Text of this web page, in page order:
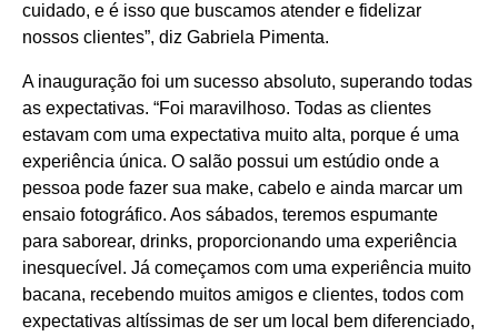
cuidado, e é isso que buscamos atender e fidelizar
nossos clientes”, diz Gabriela Pimenta.
A inauguração foi um sucesso absoluto, superando todas
as expectativas. “Foi maravilhoso. Todas as clientes
estavam com uma expectativa muito alta, porque é uma
experiência única. O salão possui um estúdio onde a
pessoa pode fazer sua make, cabelo e ainda marcar um
ensaio fotográfico. Aos sábados, teremos espumante
para saborear, drinks, proporcionando uma experiência
inesquecível. Já começamos com uma experiência muito
bacana, recebendo muitos amigos e clientes, todos com
expectativas altíssimas de ser um local bem diferenciado,